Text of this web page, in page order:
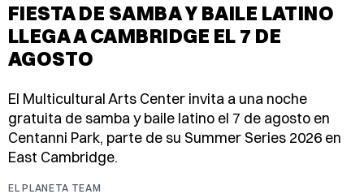
FIESTA DE SAMBA Y BAILE LATINO
LLEGA A CAMBRIDGE EL 7 DE
AGOSTO
El Multicultural Arts Center invita a una noche
gratuita de samba y baile latino el 7 de agosto en
Centanni Park, parte de su Summer Series 2026 en
East Cambridge.
EL PLANETA TEAM